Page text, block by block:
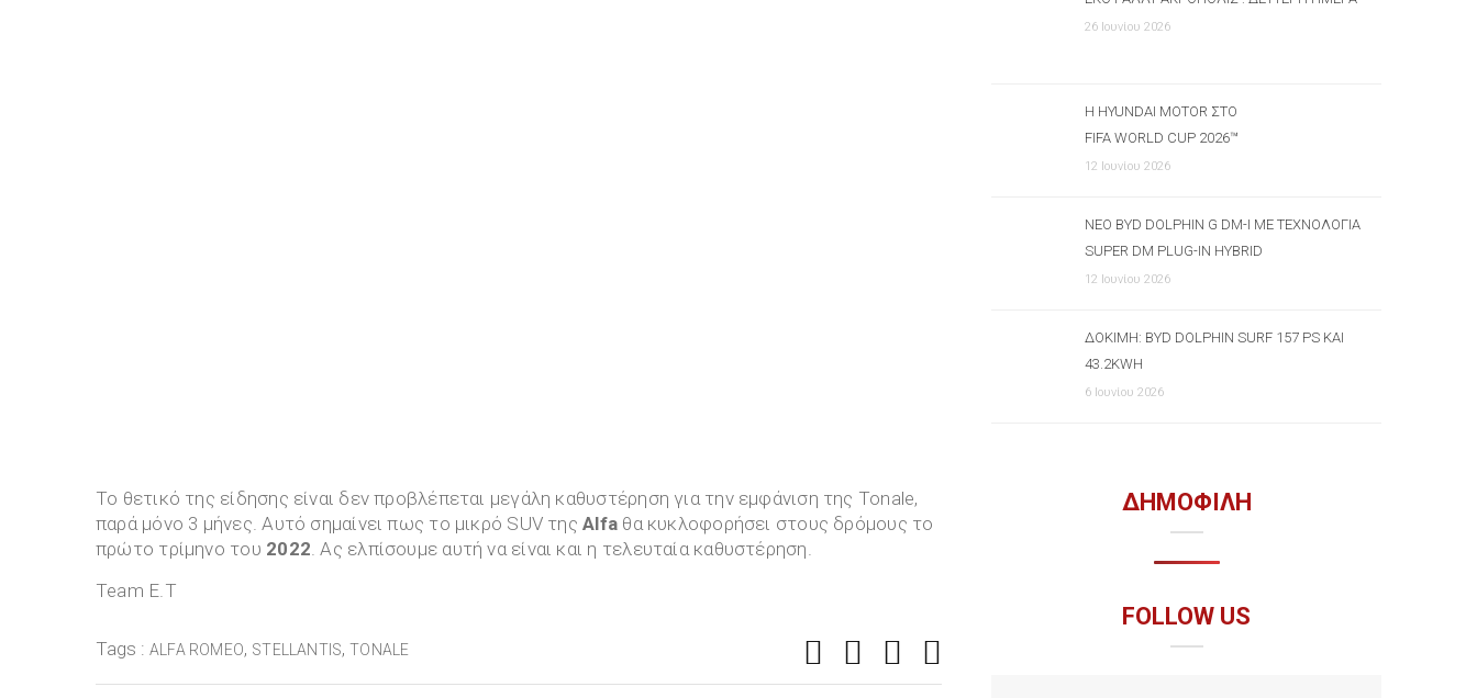
Το θετικό της είδησης είναι δεν προβλέπεται μεγάλη καθυστέρηση για την εμφάνιση της Tonale,
παρά μόνο 3 μήνες. Αυτό σημαίνει πως το μικρό SUV τηςAlfa θα κυκλοφορήσει στους δρόμους το
πρώτο τρίμηνο του 2022 . Ας ελπίσουμε αυτή να είναι και η τελευταία καθυστέρηση.
Team E.T
Tags : ALFA ROMEO, STELLANTIS,TONALE
26 Ιουνίου 2026
Η HYUNDAI MOTOR ΣΤΟ
FIFA WORLD CUP 2026™
12 Ιουνίου 2026
ΝΈΟ BYD DOLPHIN G DM-I ΜΕ ΤΕΧΝΟΛΟΓΊΑ
SUPER DM PLUG-IN HYBRID
12 Ιουνίου 2026
ΔΟΚΙΜΉ: BYD DOLPHIN SURF 157 PS ΚΑΙ
43.2KWH
6 Ιουνίου 2026
ΔΗΜΟΦΙΛΗ
FOLLOW US